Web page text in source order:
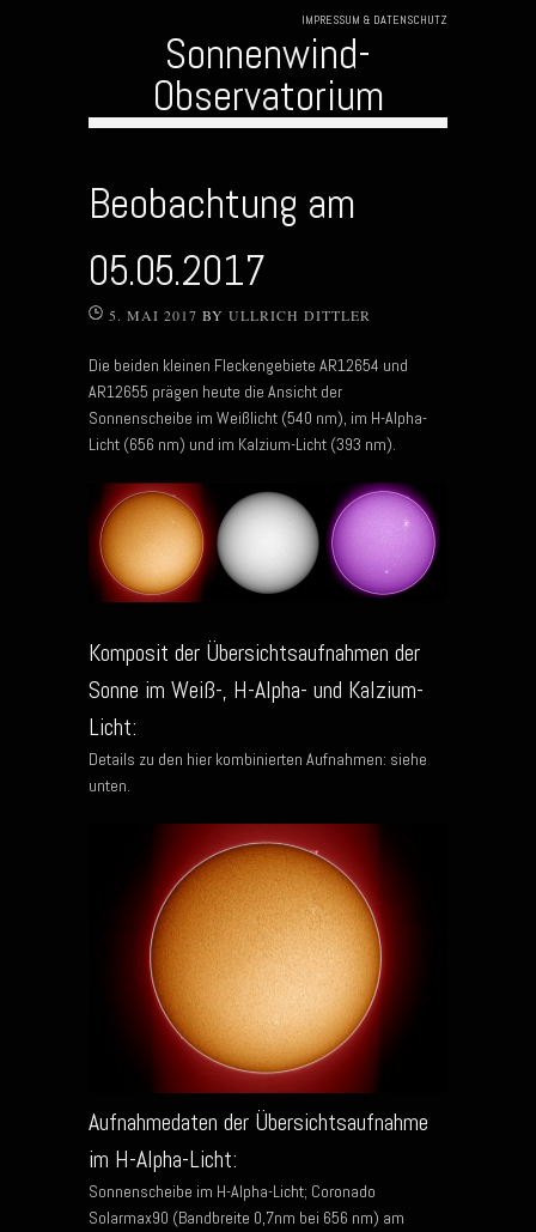
IMPRESSUM & DATENSCHUTZ
Sonnenwind-
Observatorium
Beobachtung am
05.05.2017
5. MAI 2017 BY ULLRICH DITTLER
Die beiden kleinen Fleckengebiete AR12654 und
AR12655 prägen heute die Ansicht der
Sonnenscheibe im Weißlicht (540 nm), im H-Alpha-
Licht (656 nm) und im Kalzium-Licht (393 nm).
Komposit der Übersichtsaufnahmen der
Sonne im Weiß-, H-Alpha- und Kalzium-
Licht:
Details zu den hier kombinierten Aufnahmen: siehe
unten.
Aufnahmedaten der Übersichtsaufnahme
im H-Alpha-Licht:
Sonnenscheibe im H-Alpha-Licht; Coronado
Solarmax90 (Bandbreite 0,7nm bei 656 nm) am